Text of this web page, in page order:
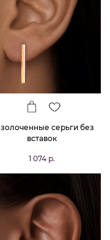
серьги без
вставок
1 074 р.